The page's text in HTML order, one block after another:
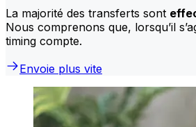
La majorité des transferts sont
Nous comprenons que, lorsqu’il
timing compte.
Envoie plus vite